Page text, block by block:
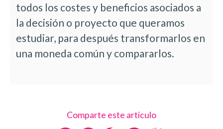
todos los costes y beneficios asociados a
la decisión o proyecto que queramos
estudiar, para después transformarlos en
una moneda común y compararlos.
Comparte este artículo